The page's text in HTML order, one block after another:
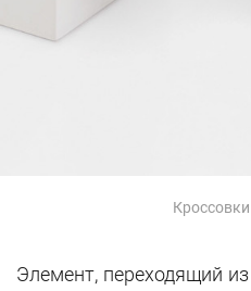
Элемент, переходящий